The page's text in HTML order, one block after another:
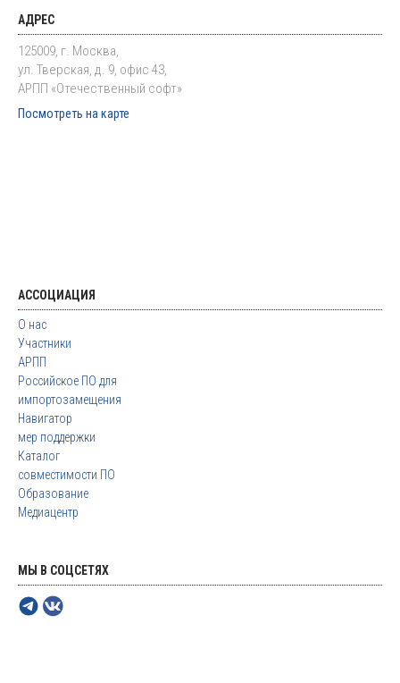
АДРЕС
125009, г. Москва,
ул. Тверская, д. 9, офис 43,
АРПП «Отечественный софт»
Посмотреть на карте
АССОЦИАЦИЯ
О нас
Участники
АРПП
Российское ПО для
импортозамещения
Навигатор
мер поддержки
Каталог
совместимости ПО
Образование
Медиацентр
МЫ В СОЦСЕТЯХ